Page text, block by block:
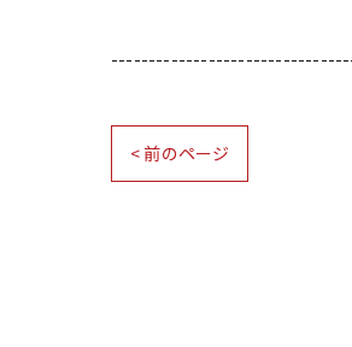
< 前のページ